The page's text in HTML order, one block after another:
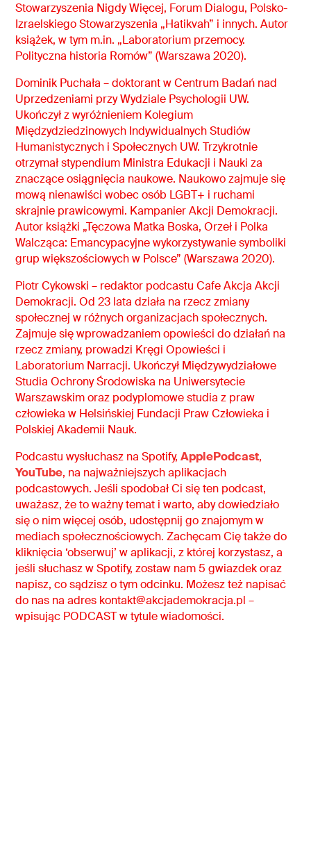
Stowarzyszenia Nigdy Więcej, Forum Dialogu, Polsko-
Izraelskiego Stowarzyszenia „Hatikvah” i innych. Autor
książek, w tym m.in. „Laboratorium przemocy.
Polityczna historia Romów” (Warszawa 2020).
Dominik Puchała – doktorant w Centrum Badań nad
Uprzedzeniami przy Wydziale Psychologii UW.
Ukończył z wyróżnieniem Kolegium
Międzydziedzinowych Indywidualnych Studiów
Humanistycznych i Społecznych UW. Trzykrotnie
otrzymał stypendium Ministra Edukacji i Nauki za
znaczące osiągnięcia naukowe. Naukowo zajmuje się
mową nienawiści wobec osób LGBT+ i ruchami
skrajnie prawicowymi. Kampanier Akcji Demokracji.
Autor książki „Tęczowa Matka Boska, Orzeł i Polka
Walcząca: Emancypacyjne wykorzystywanie symboliki
grup większościowych w Polsce” (Warszawa 2020).
Piotr Cykowski – redaktor podcastu Cafe Akcja Akcji
Demokracji. Od 23 lata działa na rzecz zmiany
społecznej w różnych organizacjach społecznych.
Zajmuje się wprowadzaniem opowieści do działań na
rzecz zmiany, prowadzi Kręgi Opowieści i
Laboratorium Narracji. Ukończył Międzywydziałowe
Studia Ochrony Środowiska na Uniwersytecie
Warszawskim oraz podyplomowe studia z praw
człowieka w Helsińskiej Fundacji Praw Człowieka i
Polskiej Akademii Nauk.
Podcastu wysłuchasz na Spotify,ApplePodcast,
YouTube, na najważniejszych aplikacjach
podcastowych. Jeśli spodobał Ci się ten podcast,
uważasz, że to ważny temat i warto, aby dowiedziało
się o nim więcej osób, udostępnij go znajomym w
mediach społecznościowych. Zachęcam Cię także do
kliknięcia ‘obserwuj’ w aplikacji, z której korzystasz, a
jeśli słuchasz w Spotify, zostaw nam 5 gwiazdek oraz
napisz, co sądzisz o tym odcinku. Możesz też napisać
do nas na adres kontakt@akcjademokracja.pl –
wpisując PODCAST w tytule wiadomości.